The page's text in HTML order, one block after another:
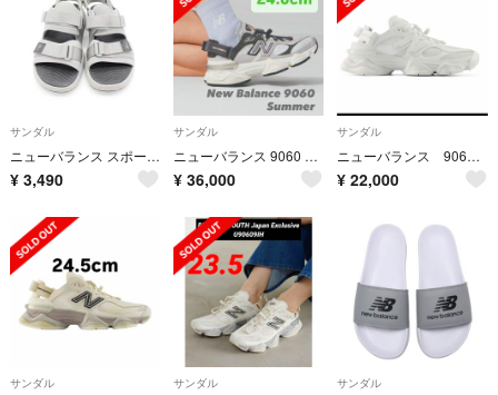
サンダル
ニューバランス スポーツサンダル レディース メンズ ユニセックス グレー【中古】‡
¥ 3,490
サンダル
ニューバランス 9060 サマー レインクラウド/キャッスルロック 24.0cm
¥ 36,000
サンダル
ニューバランス 9060 Summer ホワイト 24センチ
¥ 22,000
サンダル サンダル サンダル